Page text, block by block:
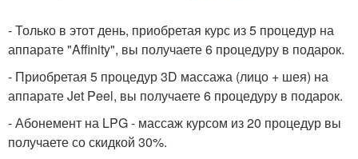
- Только в этот день, приобретая курс из 5 процедур на
аппарате "Affinity", вы получаете 6 процедуру в подарок.
- Приобретая 5 процедур 3D массажа (лицо + шея) на
аппарате Jet Peel, вы получаете 6 процедуру в подарок.
- Абонемент на LPG - массаж курсом из 20 процедур вы
получаете со скидкой 30%.